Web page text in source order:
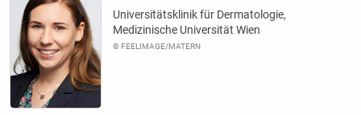
Universitätsklinik für Dermatologie,
Medizinische Universität Wien
© FEELIMAGE/MATERN